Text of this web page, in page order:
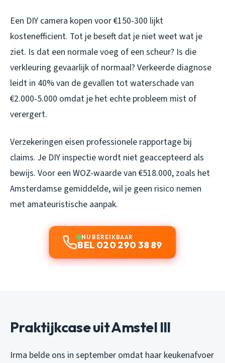
Een DIY camera kopen voor €150-300 lijkt
kostenefficient. Tot je beseft dat je niet weet wat je
ziet. Is dat een normale voeg of een scheur? Is die
verkleuring gevaarlijk of normaal? Verkeerde diagnose
leidt in 40% van de gevallen tot waterschade van
€2.000-5.000 omdat je het echte probleem mist of
verergert.
Verzekeringen eisen professionele rapportage bij
claims. Je DIY inspectie wordt niet geaccepteerd als
bewijs. Voor een WOZ-waarde van €518.000, zoals het
Amsterdamse gemiddelde, wil je geen risico nemen
met amateuristische aanpak.
NU BEREIKBAAR
BEL 020 290 38 89
Praktijkcase uit Amstel III
Irma belde ons in september omdat haar keukenafvoer